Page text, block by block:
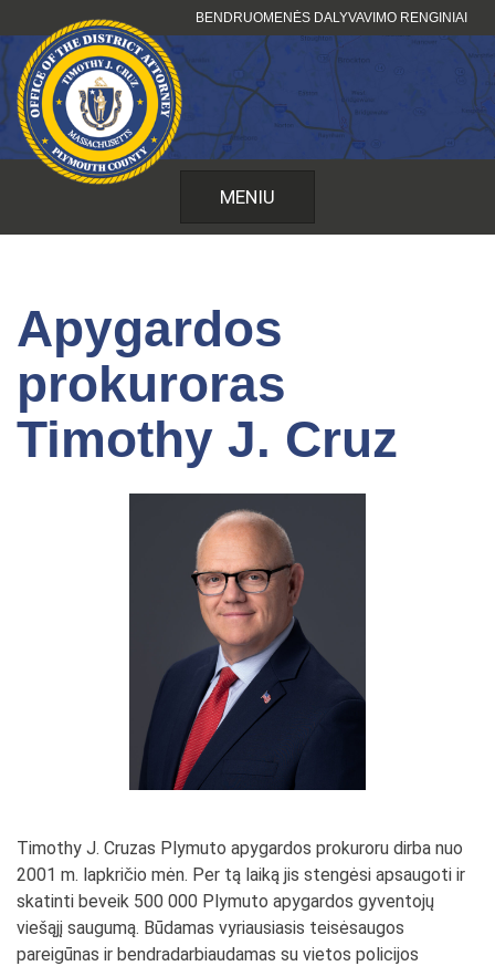
prie
turinio
BENDRUOMENĖS DALYVAVIMO RENGINIAI
MENIU
Apygardos
prokuroras
Timothy J. Cruz
Timothy J. Cruzas Plymuto apygardos prokuroru dirba nuo
2001 m. lapkričio mėn. Per tą laiką jis stengėsi apsaugoti ir
skatinti beveik 500 000 Plymuto apygardos gyventojų
viešąjį saugumą. Būdamas vyriausiasis teisėsaugos
pareigūnas ir bendradarbiaudamas su vietos policijos